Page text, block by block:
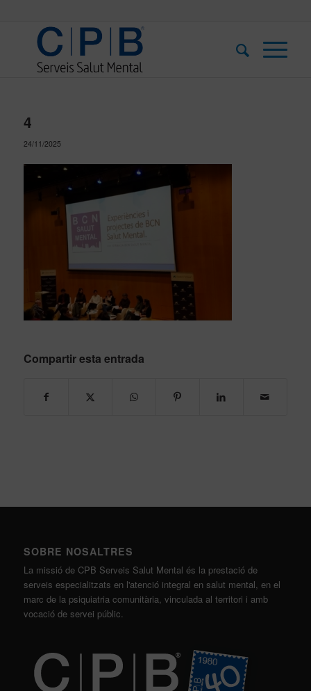
4
24/11/2025
Compartir esta entrada
SOBRE NOSALTRES
La missió de CPB Serveis Salut Mental és la prestació de
serveis especialitzats en l'atenció integral en salut mental, en el
marc de la psiquiatria comunitària, vinculada al territori i amb
vocació de servei públic.